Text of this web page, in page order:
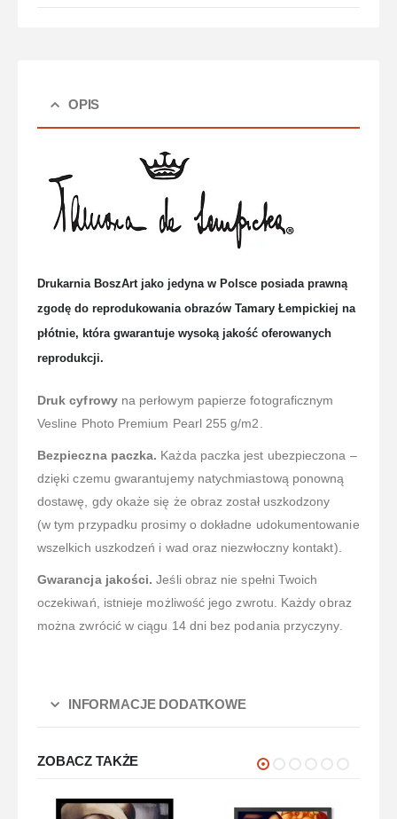
OPIS
Drukarnia BoszArt jako jedyna w Polsce posiada prawną
zgodę do reprodukowania obrazów Tamary Łempickiej na
płótnie, która gwarantuje wysoką jakość oferowanych
reprodukcji.
Druk cyfrowyna perłowym papierze fotograficznym
Vesline Photo Premium Pearl 255 g/m2.
Bezpieczna paczka. Każda paczka jest ubezpieczona –
dzięki czemu gwarantujemy natychmiastową ponowną
dostawę, gdy okaże się że obraz został uszkodzony
(w tym przypadku prosimy o dokładne udokumentowanie
wszelkich uszkodzeń i wad oraz niezwłoczny kontakt).
Gwarancja jakości. Jeśli obraz nie spełni Twoich
oczekiwań, istnieje możliwość jego zwrotu. Każdy obraz
można zwrócić w ciągu 14 dni bez podania przyczyny.
INFORMACJE DODATKOWE
ZOBACZ TAKŻE